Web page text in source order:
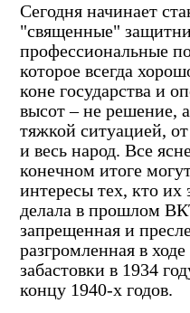
Сегодня начинает
"священные"
профессиональные
которое всегда
коне государства и
высот – не решение,
тяжкой ситуацией,
и весь народ. Все
конечном итоге
интересы тех, кто их
делала в прошлом
запрещенная и
разгромленная в
забастовки в 1934
концу 1940-х годов.